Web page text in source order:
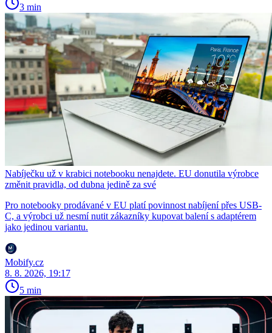
3 min
Nabíječku už v krabici notebooku nenajdete. EU donutila výrobce
změnit pravidla, od dubna jedině za své
Pro notebooky prodávané v EU platí povinnost nabíjení přes USB-
C, a výrobci už nesmí nutit zákazníky kupovat balení s adaptérem
jako jedinou variantu.
Mobify.cz
8. 8. 2026, 19:17
5 min